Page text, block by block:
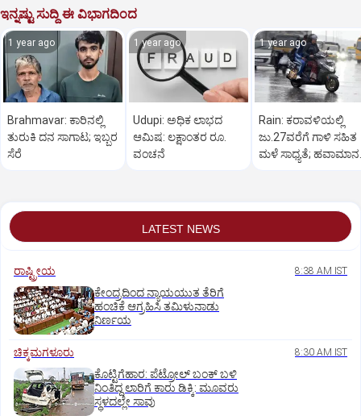
ಇನ್ನಷ್ಟು ಸುದ್ದಿ ಈ ವಿಭಾಗದಿಂದ
1 year ago
Brahmavar: ಕಾರಿನಲ್ಲಿ
ತುರುಕಿ ದನ ಸಾಗಾಟ; ಇಬ್ಬರ
ಸೆರೆ
1 year ago
Udupi: ಅಧಿಕ ಲಾಭದ
ಆಮಿಷ: ಲಕ್ಷಾಂತರ ರೂ.
ವಂಚನೆ
1 year ago
Rain: ಕರಾವಳಿಯಲ್ಲಿ
ಜು.27ವರೆಗೆ ಗಾಳಿ ಸಹಿತ
ಮಳೆ ಸಾಧ್ಯತೆ; ಹವಾಮಾನ
LATEST NEWS
ರಾಷ್ಟ್ರೀಯ 8:38 AM IST
ಕೇಂದ್ರದಿಂದ ನ್ಯಾಯಯುತ ತೆರಿಗೆ
ಹಂಚಿಕೆ ಆಗ್ರಹಿಸಿ ತಮಿಳುನಾಡು
ನಿರ್ಣಯ
ಚಿಕ್ಕಮಗಳೂರು 8:30 AM IST
ಕೊಟ್ಟಿಗೆಹಾರ: ಪೆಟ್ರೋಲ್ ಬಂಕ್ ಬಳಿ
ನಿಂತಿದ್ದ ಲಾರಿಗೆ ಕಾರು ಡಿಕ್ಕಿ: ಮೂವರು
ಸ್ಥಳದಲ್ಲೇ ಸಾವು